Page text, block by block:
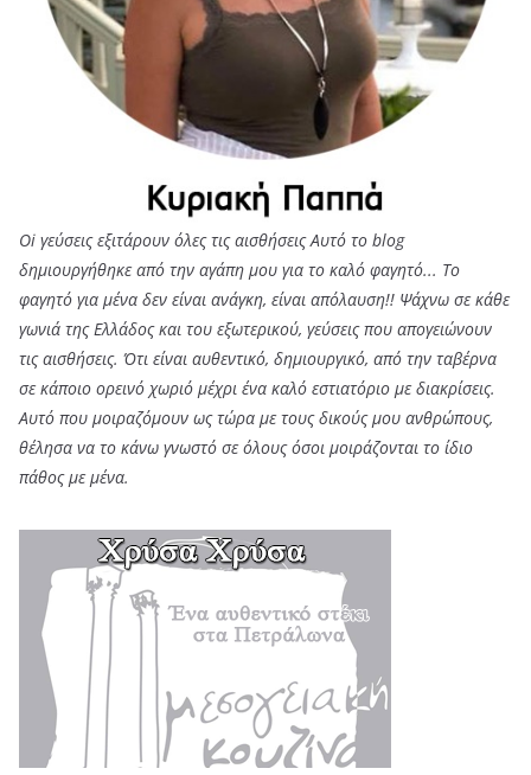
Oi γεύσεις εξιτάρουν όλες τις αισθήσεις Αυτό το blog
δημιουργήθηκε από την αγάπη μου για το καλό φαγητό... Tο
φαγητό για μένα δεν είναι ανάγκη, είναι απόλαυση!! Ψάχνω σε κάθε
γωνιά της Ελλάδος και του εξωτερικού, γεύσεις που απογειώνουν
τις αισθήσεις. Ότι είναι αυθεντικό, δημιουργικό, από την ταβέρνα
σε κάποιο ορεινό χωριό μέχρι ένα καλό εστιατόριο με διακρίσεις.
Αυτό που μοιραζόμουν ως τώρα με τους δικούς μου ανθρώπους,
θέλησα να το κάνω γνωστό σε όλους όσοι μοιράζονται το ίδιο
πάθος με μένα.